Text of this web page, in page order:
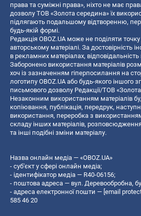
права та суміжні права», ніхто не має
дозволу ТОВ «Золота середина» їх
підлягають подальшому відтворенню,
будь-якій формі.
Редакція OBOZ.UA може не поділяти
авторському матеріалі. За достовірність
в рекламних матеріалах,
Заборонено використання матеріалів
хоч із зазначенням гіперпосилання на
логотипу OBOZ.UA або будь-якого іншого
письмового дозволу Редакції/ТОВ
Незаконним використанням матеріалів
копiювання, публiкацiя, передрук,
використання, переробка з
складу інших матеріалів,
та інші подібні зміни матеріалу.
Назва онлайн медіа — «OBOZ.UA»
- суб'єкт у сфері онлайн медіа;
- ідентифікатор медіа — R40-06156;
- поштова адреса — вул. Деревообробна,
- адреса електронної пошти — [email
585 46 20